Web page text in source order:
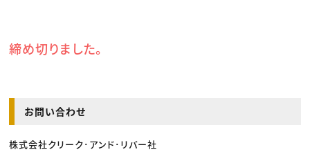
締め切りました。
お問い合わせ
株式会社クリーク･アンド･リバー社